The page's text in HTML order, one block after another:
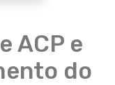
ACP e
do